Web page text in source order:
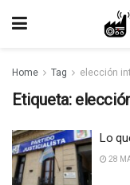
Home Tag elección
Etiqueta:
Lo
28